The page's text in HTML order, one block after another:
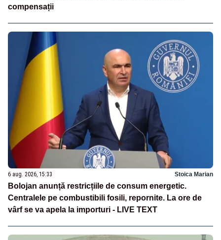
compensații
6 aug. 2026, 15:33 Stoica Marian
Bolojan anunță restricțiile de consum energetic.
Centralele pe combustibili fosili, repornite. La ore de
vârf se va apela la importuri - LIVE TEXT